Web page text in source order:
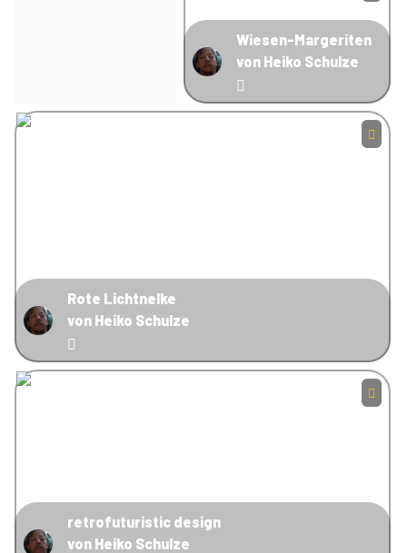
Wiesen-Margeriten
von Heiko Schulze
Rote Lichtnelke
von Heiko Schulze
retrofuturistic design
von Heiko Schulze